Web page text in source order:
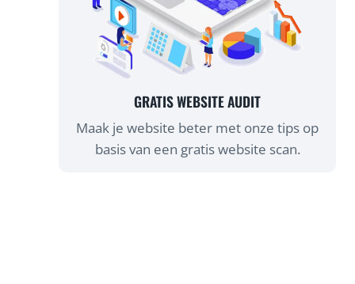
GRATIS WEBSITE AUDIT
Maak je website beter met onze tips op
basis van een gratis website scan.